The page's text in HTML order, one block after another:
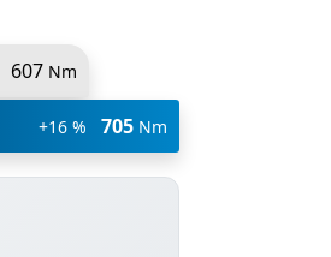
607 Nm
+16 % 705 Nm